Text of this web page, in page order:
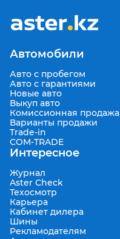
Автомобили
Авто с пробегом
Авто с гарантиями
Новые авто
Выкуп авто
Комиссионная продажа
Варианты продажи
Trade-in
COM-TRADE
Интересное
Журнал
Aster Check
Техосмотр
Карьера
Кабинет дилера
Шины
Рекламодателям